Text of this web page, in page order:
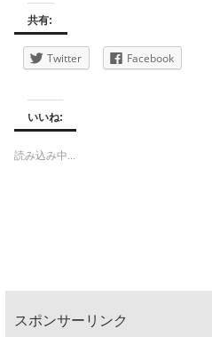
共有:
Twitter Facebook
いいね:
読み込み中...
スポンサーリンク